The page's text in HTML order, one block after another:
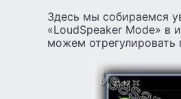
Здесь мы собираемся
«LoudSpeaker Mode» в
можем отрегулировать